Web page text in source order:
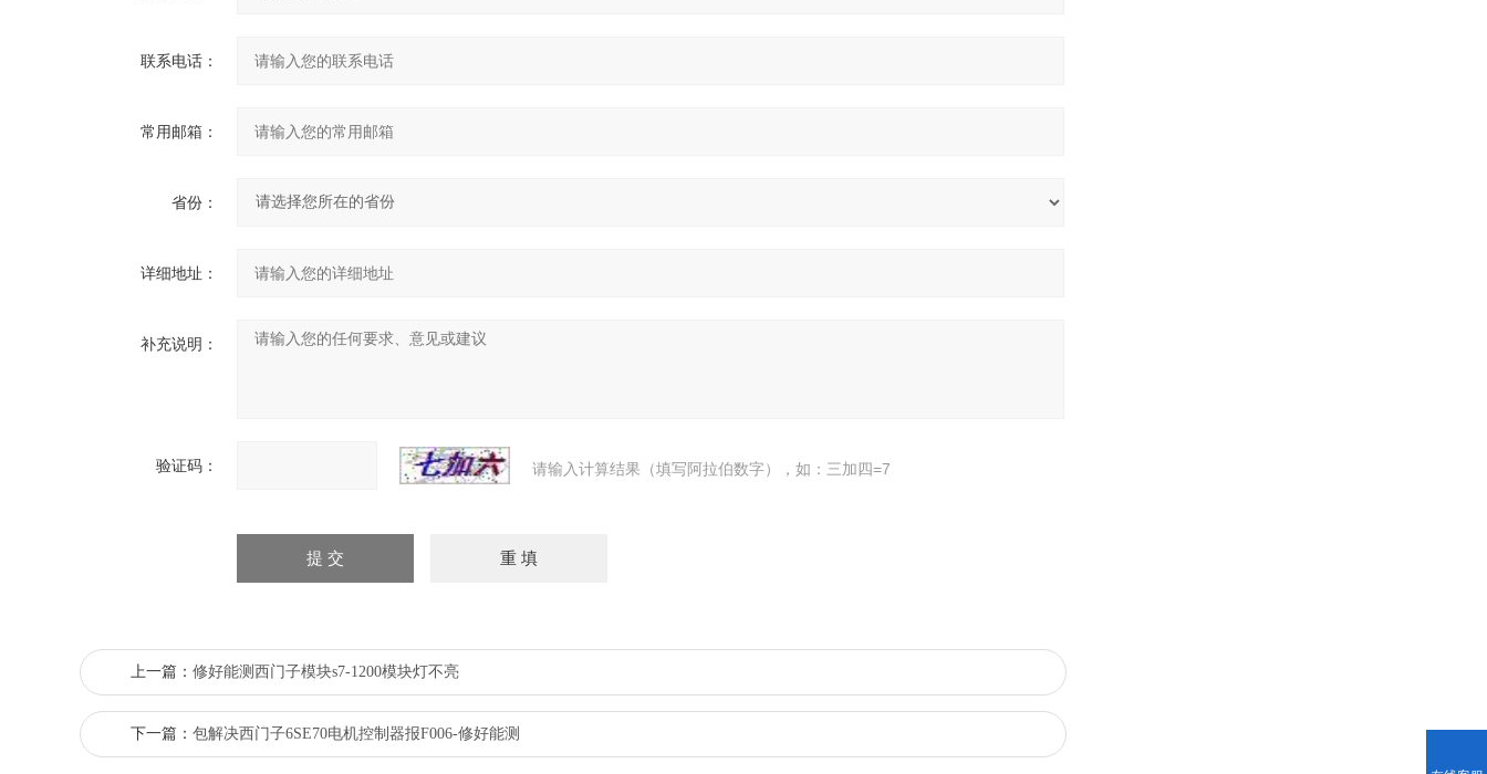
联系电话：
常用邮箱：
省份：
详细地址：
补充说明：
验证码： 请输入计算结果（填写阿拉伯数字），如：三加四=7
上一篇： 修好能测西门子模块s7-1200模块灯不亮
下一篇： 包解决西门子6SE70电机控制器报F006-修好能测